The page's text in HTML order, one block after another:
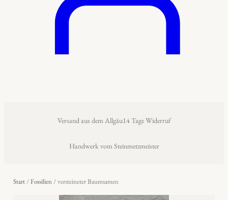
Versand aus dem Allgäu14 Tage Widerruf
Handwerk vom Steinmetzmeister
Start/Fossilien/ versteineter Baumsamen